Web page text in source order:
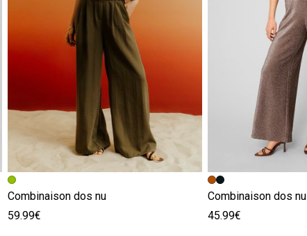
Combinaison dos nu
59.99€
Combinaison dos nu
45.99€